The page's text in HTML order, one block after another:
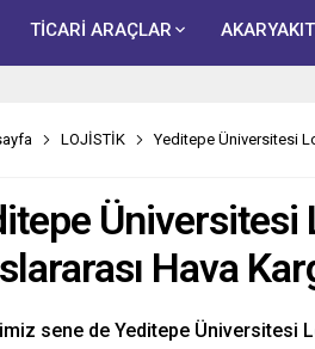
TİCARİ ARAÇLAR AKARYAKIT
LOJİSTİK Yeditepe Üniversitesi
Hava
sene de Yeditepe Üniversitesi